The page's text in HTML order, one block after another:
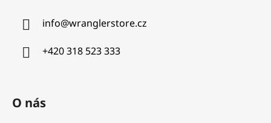
info@wranglerstore.cz
+420 318 523 333
O nás